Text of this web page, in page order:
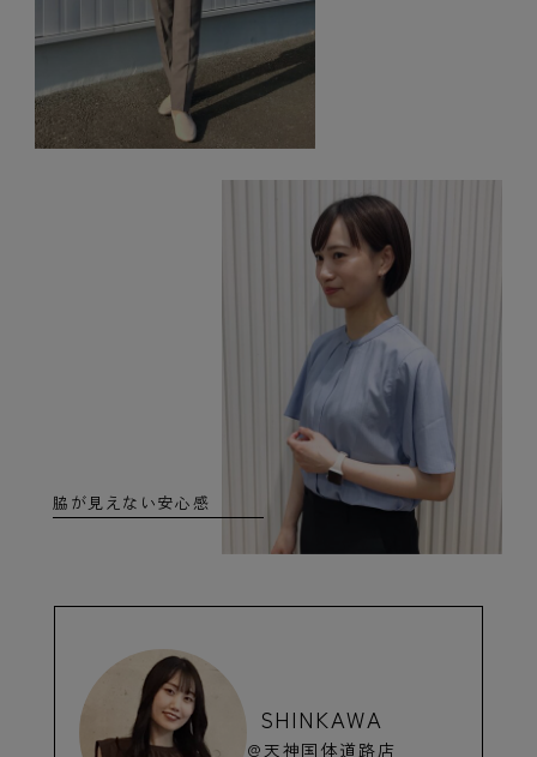
脇が見えない安心感
SHINKAWA
@天神国体道路店